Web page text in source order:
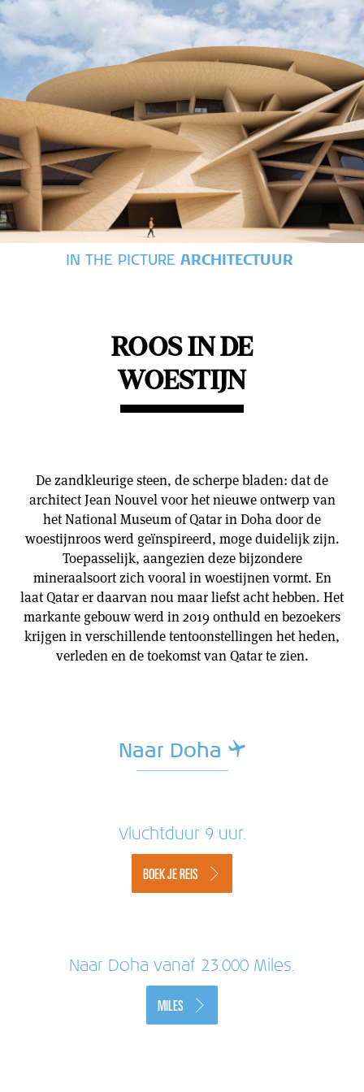
IN THE PICTURE ARCHITECTUUR
ROOS IN DE
WOESTIJN
De zandkleurige steen, de scherpe bladen: dat de
architect Jean Nouvel voor het nieuwe ontwerp van
het National Museum of Qatar in Doha door de
woestijnroos werd geïnspireerd, moge duidelijk zijn.
Toepasselijk, aangezien deze bijzondere
mineraalsoort zich vooral in woestijnen vormt. En
laat Qatar er daarvan nou maar liefst acht hebben. Het
markante gebouw werd in 2019 onthuld en bezoekers
krijgen in verschillende tentoonstellingen het heden,
verleden en de toekomst van Qatar te zien.
Naar Doha
Vluchtduur 9 uur.
BOEK JE REIS
Naar Doha vanaf 23.000 Miles.
MILES